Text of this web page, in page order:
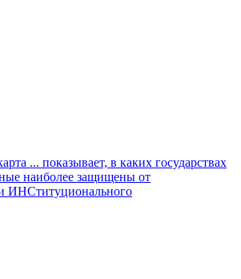
... показывает, в каких государствах
наиболее защищены от
ИНСтитуционального